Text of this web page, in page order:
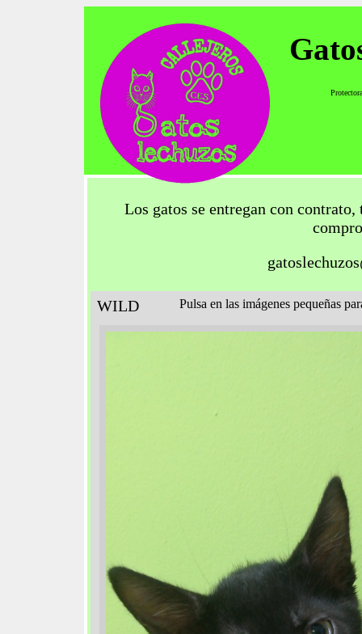
Los gatos se entregan con
WILD Pulsa en las imágenes pequeñas